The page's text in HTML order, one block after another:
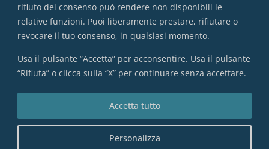
rifiuto del consenso può rendere non disponibili le
relative funzioni. Puoi liberamente prestare, rifiutare o
revocare il tuo consenso, in qualsiasi momento.
Usa il pulsante “Accetta” per acconsentire. Usa il pulsante
“Rifiuta” o clicca sulla “X” per continuare senza accettare.
Personalizza
Accetta tutto
Mutuo: Fisso o Variabile?
VAI ALL'INDICE COMPLETO